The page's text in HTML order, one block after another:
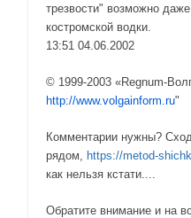
трезвости" возможно
костромской водки.
13:51 04.06.2002
© 1999-2003 «Regnum-
http://www.volgainform.ru"
Комментарии нужны?
рядом,
https://metod-
как нельзя кстати....
Обратите внимание и на